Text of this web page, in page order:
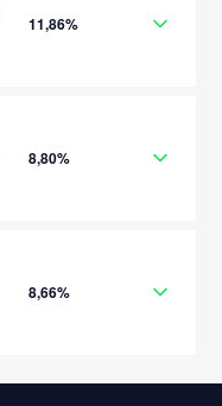
11,86%
8,80%
8,66%